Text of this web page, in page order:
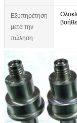
Εξυπηρέτηση
μετά την
πώληση